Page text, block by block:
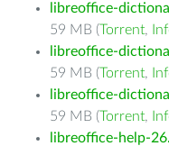
libreoffice-
59 MB (Torrent,
libreoffice-
59 MB (Torrent,
libreoffice-
59 MB (Torrent,
libreoffice-help-